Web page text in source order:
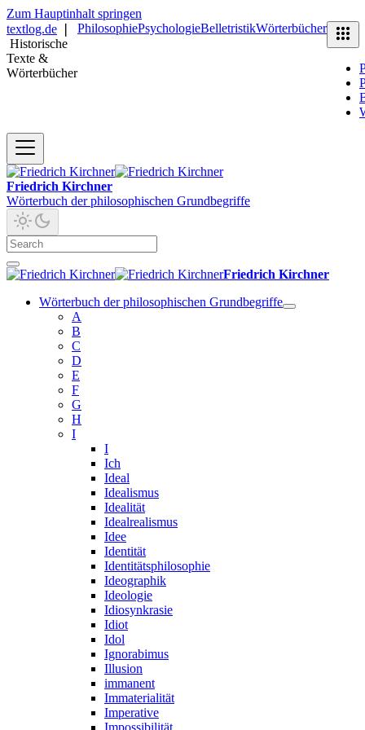
Zum Hauptinhalt springen
textlog.de
Historische
Texte &
Wörterbücher
PhilosophiePsychologieBelletristikWörterbücher
Friedrich Kirchner
Wörterbuch der philosophischen Grundbegriffe
Friedrich Kirchner
Wörterbuch der philosophischen Grundbegriffe
A
B
C
D
E
F
G
H
I
I
Ich
Ideal
Idealismus
Idealität
Idealrealismus
Idee
Identität
Identitätsphilosophie
Ideographik
Ideologie
Idiosynkrasie
Idiot
Idol
Ignorabimus
Illusion
immanent
Immaterialität
Imperative
Impossibilität